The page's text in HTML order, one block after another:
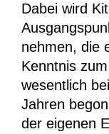
Dabei wird
nehmen, die
Kenntnis
wesentlich
Jahren
der eigenen